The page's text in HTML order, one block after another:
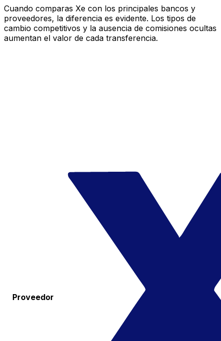
Cuando comparas Xe con los principales bancos y
proveedores, la diferencia es evidente. Los tipos de
cambio competitivos y la ausencia de comisiones ocultas
aumentan el valor de cada transferencia.
Proveedor